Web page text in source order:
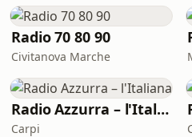
Radio 70 80 90
Civitanova Marche
Radio Azzurra – l'Italiana
Carpi